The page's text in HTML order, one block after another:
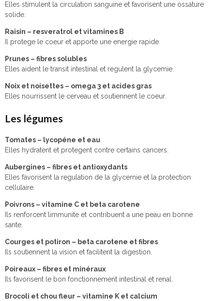
Elles stimulent la circulation sanguine et favorisent une ossature
solide.
Raisin – resveratrol et vitamines B
Il protege le coeur et apporte une energie rapide.
Prunes – fibres solubles
Elles aident le transit intestinal et regulent la glycemie.
Noix et noisettes – omega 3 et acides gras
Elles nourrissent le cerveau et soutiennent le coeur.
Les légumes
Tomates – lycopéne et eau
Elles hydratent et protegent contre certains cancers.
Aubergines – fibres et antioxydants
Elles favorisent la regulation de la glycemie et la protection
cellulaire.
Poivrons – vitamine C et beta carotene
Ils renforcent limmunite et contribuent a une peau en bonne
sante.
Courges et potiron – beta carotene et fibres
Ils soutiennent la vision et facilitent la digestion.
Poireaux – fibres et minéraux
Ils favorisent le bon fonctionnement intestinal et renal.
Brocoli et chou fleur – vitamine K et calcium